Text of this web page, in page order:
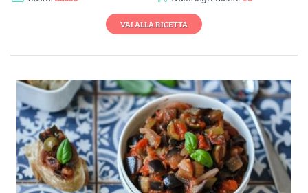
VAI ALLA RICETTA